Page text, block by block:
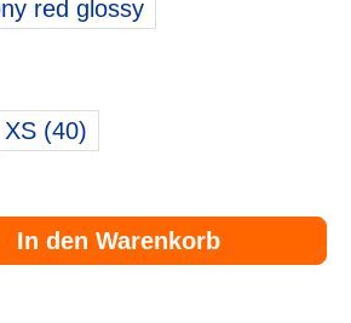
red glossy
nicht verfügbar.)
XS (40)
oder benutze die Schaltflächen um die Anzahl zu
In den Warenkorb